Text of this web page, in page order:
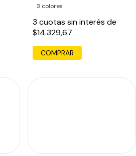
3 colores
3 cuotas sin interés de
$14.329,67
COMPRAR